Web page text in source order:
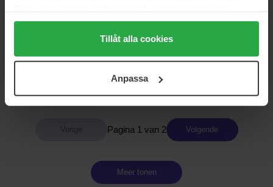
Genom att trycka på "Tillåt alla cookies" accepterar du
alla cookies, medan du under "Detaljer" kan anpassa
användningen av cookies. Du kan när som helst återkalla
samt vår Integritetspolicy.
Tillåt alla cookies
Anpassa
Préférence Le Blonding Toner
Platinum Ice
1 pcs
Niet op voorraad
Casting Creme Gloss
1 pcs
11 €
Pagina 1 van 2 Volgende
Meer tonen